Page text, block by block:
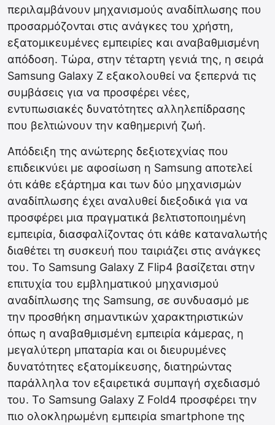
περιλαμβάνουν μηχανισμούς αναδίπλωσης που
προσαρμόζονται στις ανάγκες του χρήστη,
εξατομικευμένες εμπειρίες και αναβαθμισμένη
απόδοση. Τώρα, στην τέταρτη γενιά της, η σειρά
Samsung Galaxy Z εξακολουθεί να ξεπερνά τις
συμβάσεις για να προσφέρει νέες,
εντυπωσιακές δυνατότητες αλληλεπίδρασης
που βελτιώνουν την καθημερινή ζωή.
Απόδειξη της ανώτερης δεξιοτεχνίας που
επιδεικνύει με αφοσίωση η Samsung αποτελεί
ότι κάθε εξάρτημα και των δύο μηχανισμών
αναδίπλωσης έχει αναλυθεί διεξοδικά για να
προσφέρει μια πραγματικά βελτιστοποιημένη
εμπειρία, διασφαλίζοντας ότι κάθε καταναλωτής
διαθέτει τη συσκευή που ταιριάζει στις ανάγκες
του. Το Samsung Galaxy Z Flip4 βασίζεται στην
επιτυχία του εμβληματικού μηχανισμού
αναδίπλωσης της Samsung, σε συνδυασμό με
την προσθήκη σημαντικών χαρακτηριστικών
όπως η αναβαθμισμένη εμπειρία κάμερας, η
μεγαλύτερη μπαταρία και οι διευρυμένες
δυνατότητες εξατομίκευσης, διατηρώντας
παράλληλα τον εξαιρετικά συμπαγή σχεδιασμό
του. Το Samsung Galaxy Z Fold4 προσφέρει την
πιο ολοκληρωμένη εμπειρία smartphone της